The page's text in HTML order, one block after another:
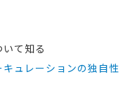
て知る
キュレーションの独自性